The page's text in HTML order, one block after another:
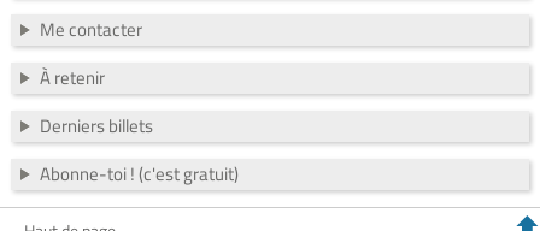
Me contacter
À retenir
Derniers billets
Abonne-toi ! (c'est gratuit)